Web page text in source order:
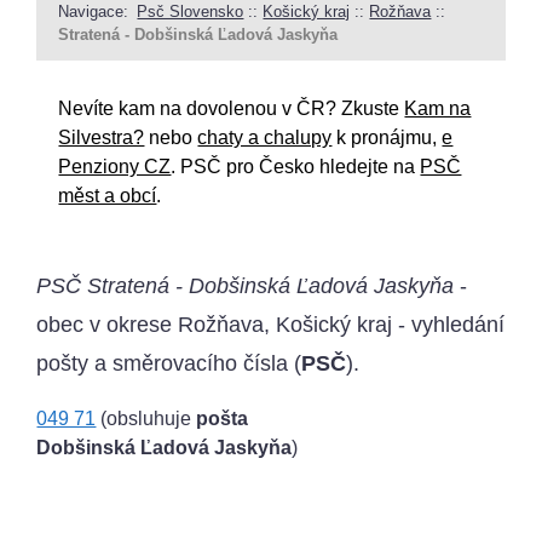
Navigace: Psč Slovensko :: Košický kraj :: Rožňava ::
Stratená - Dobšinská Ľadová Jaskyňa
Nevíte kam na dovolenou v ČR? Zkuste Kam na
Silvestra? nebochaty a chalupy k pronájmu,e
Penziony CZ. PSČ pro Česko hledejte na PSČ
měst a obcí.
PSČ Stratená - Dobšinská Ľadová Jaskyňa -
obec v okrese Rožňava, Košický kraj - vyhledání
pošty a směrovacího čísla (PSČ).
049 71 (obsluhuje pošta
Dobšinská Ľadová Jaskyňa)